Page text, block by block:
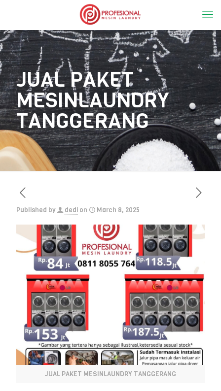
JUAL PAKET
MESINLAUNDRY
TANGGERANG
Published by dedi on March 8, 2025
JUAL PAKET MESINLAUNDRY TANGGERANG